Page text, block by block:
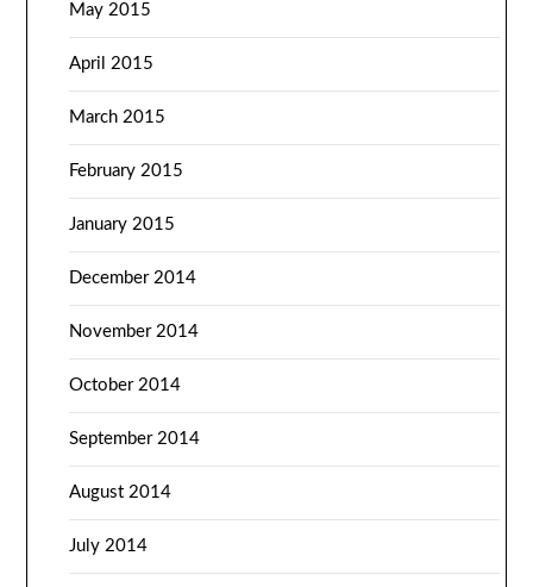
May 2015
April 2015
March 2015
February 2015
January 2015
December 2014
November 2014
October 2014
September 2014
August 2014
July 2014